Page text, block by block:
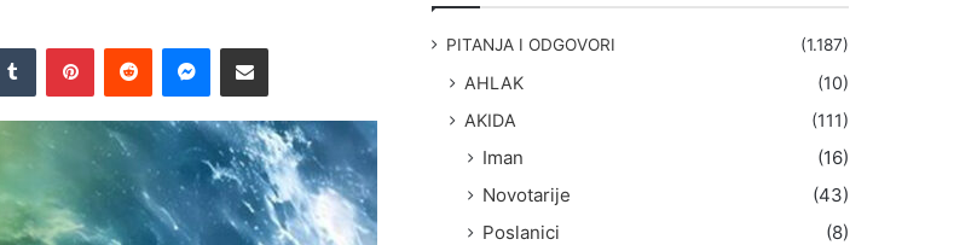
PITANJA I ODGOVORI (1.187)
AHLAK
(10)
AKIDA
(111)
Iman
(16)
Novotarije
(43)
Poslanici
(8)